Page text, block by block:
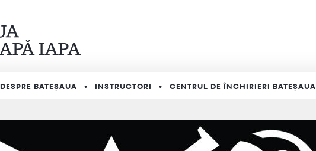
DESPRE BATEȘAUA INSTRUCTORI CENTRUL DE ÎNCHIRIERI BATEȘAUA